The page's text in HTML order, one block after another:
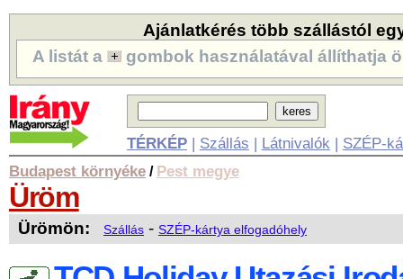
Ajánlatkérés több szállástól
A listát a
gombok használatával állíthatja
TÉRKÉP| Szállás | Látnivalók | SZÉP-
Budapest környéke / Pest megye
Üröm
Ürömön: Szállás - SZÉP-kártya elfogadóhely